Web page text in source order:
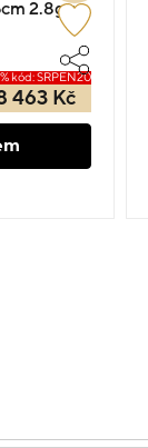
2.8g s
kód: SRPEN20
463 Kč